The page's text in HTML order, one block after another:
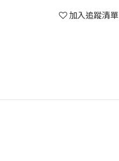
加入追蹤清單